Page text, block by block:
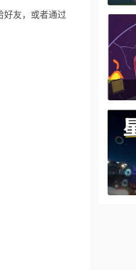
好友，或者通过